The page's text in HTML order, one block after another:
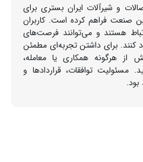
و شیرآلات ایران بستری برای
صنعت فراهم کرده است. کاربران
هستند و می‌توانند فرصت‌های
کنند. برای داشتن تجربه‌ای مطمئن
هرگونه همکاری یا معامله،
مسئولیت توافقات، قراردادها و